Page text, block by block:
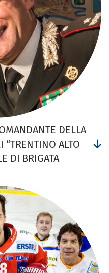
DELLA
“TRENTINO ALTO
DI BRIGATA